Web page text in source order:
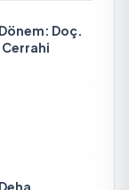
Doç.
Cerrahi